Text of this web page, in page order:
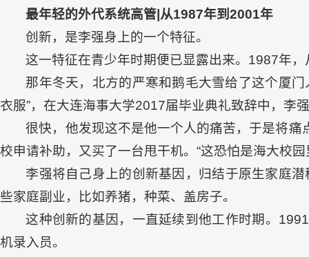
最年轻的外代系统高管|从1987年到2001年
创新，是李强身上的一个特征。
这一特征在青少年时期便已显露出来。1987年
那年冬天，北方的严寒和鹅毛大雪给了这个厦
衣服”，在大连海事大学2017届毕业典礼致辞中，李
很快，他发现这不是他一个人的痛苦，于是将
校申请补助，又买了一台甩干机。“这恐怕是海大校
李强将自己身上的创新基因，归结于原生家庭
些家庭副业，比如养猪，种菜、盖房子。
这种创新的基因，一直延续到他工作时期。
机录入员。